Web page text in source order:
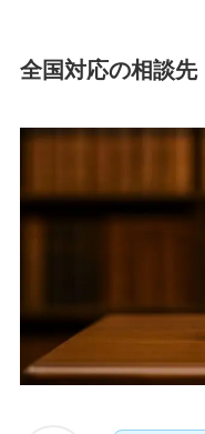
全国対応の相談先